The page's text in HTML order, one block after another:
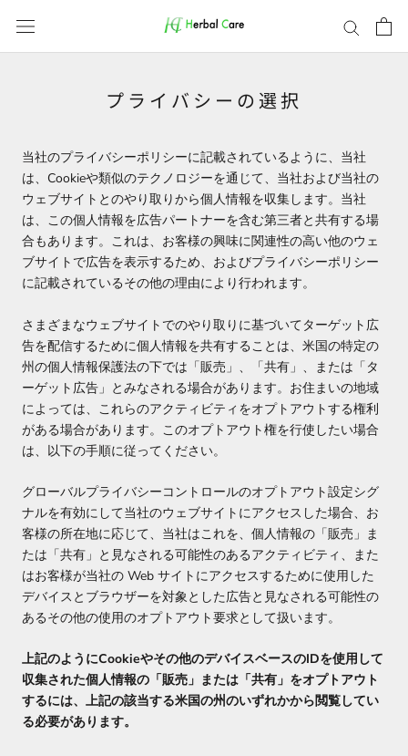
ッ
プライバシーの選択
当社のプライバシーポリシーに記載されているように、当社
は、Cookieや類似のテクノロジーを通じて、当社および当社の
ウェブサイトとのやり取りから個人情報を収集します。当社
は、この個人情報を広告パートナーを含む第三者と共有する場
合もあります。これは、お客様の興味に関連性の高い他のウェ
ブサイトで広告を表示するため、およびプライバシーポリシー
に記載されているその他の理由により行われます。
さまざまなウェブサイトでのやり取りに基づいてターゲット広
告を配信するために個人情報を共有することは、米国の特定の
州の個人情報保護法の下では「販売」、「共有」、または「タ
ーゲット広告」とみなされる場合があります。お住まいの地域
によっては、これらのアクティビティをオプトアウトする権利
がある場合があります。このオプトアウト権を行使したい場合
は、以下の手順に従ってください。
グローバルプライバシーコントロールのオプトアウト設定シグ
ナルを有効にして当社のウェブサイトにアクセスした場合、お
客様の所在地に応じて、当社はこれを、個人情報の「販売」ま
たは「共有」と見なされる可能性のあるアクティビティ、また
はお客様が当社の Web サイトにアクセスするために使用した
デバイスとブラウザーを対象とした広告と見なされる可能性の
あるその他の使用のオプトアウト要求として扱います。
上記のようにCookieやその他のデバイスベースのIDを使用して
収集された個人情報の「販売」または「共有」をオプトアウト
するには、上記の該当する米国の州のいずれかから閲覧してい
る必要があります。